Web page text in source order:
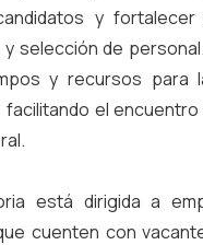
y
selección de
y recursos para
el
está dirigida a
cuenten con